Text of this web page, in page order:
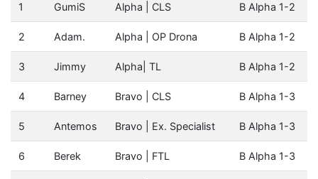
1 GumiS Alpha | CLS B Alpha 1-2
2 Adam. Alpha | OP Drona B Alpha 1-2
3 Jimmy Alpha| TL B Alpha 1-2
4 Barney Bravo | CLS B Alpha 1-3
5 Antemos Bravo | Ex. Specialist B Alpha 1-3
6 Berek Bravo | FTL B Alpha 1-3